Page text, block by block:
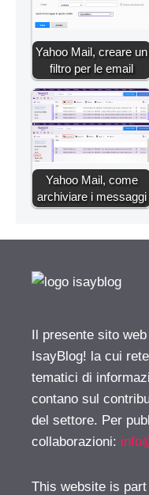
Yahoo Mail, creare un
filtro per le email
Yahoo Mail, come
archiviare i messaggi
Il presente sito
IsayBlog! la cui
tematici di
contano sul
del settore. Per
collaborazioni:
This website is